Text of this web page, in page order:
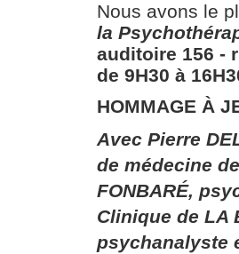
Nous avons le
la
auditoire 156​ ​-
de 9H30 à
HOMMAGE À
Avec Pierre
de médecine
FONBARÉ,
Clinique de LA
psychanalyste